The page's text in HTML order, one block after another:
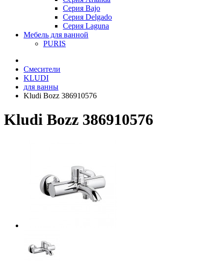
Серия Bajo
Серия Delgado
Серия Laguna
Мебель для ванной
PURIS
Смесители
KLUDI
для ванны
Kludi Bozz 386910576
Kludi Bozz 386910576